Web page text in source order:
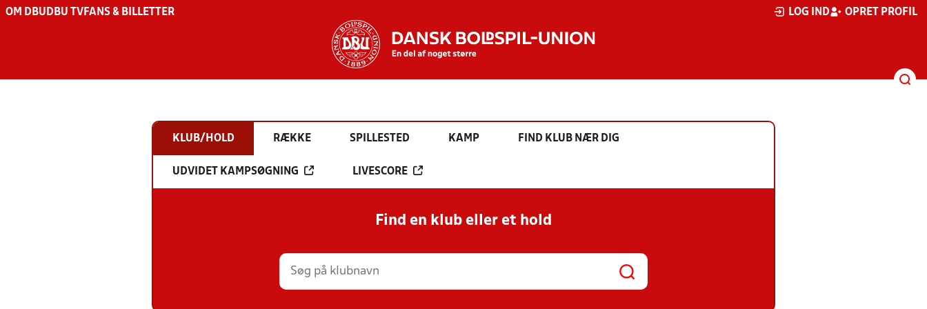
OM DBU DBU TV FANS & BILLETTER LOG IND OPRET PROFIL
KLUB/HOLD RÆKKE SPILLESTED KAMP FIND KLUB NÆR DIG
UDVIDET KAMPSØGNING LIVESCORE
Find en klub eller et hold